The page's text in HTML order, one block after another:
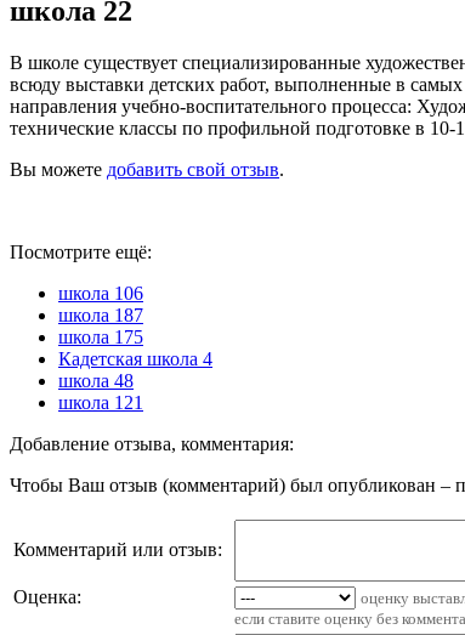
школа 22
В школе существует специализированные
всюду выставки детских работ, выполненные в
направления учебно-воспитательного процесса:
технические классы по профильной подготовке в
Вы можете добавить свой отзыв.
Посмотрите ещё:
школа 106
школа 187
школа 175
Кадетская школа 4
школа 48
школа 121
Добавление отзыва, комментария:
Чтобы Ваш отзыв (комментарий) был опубликован –
Комментарий или отзыв:
Оценка:
оценку
если ставите оценку без